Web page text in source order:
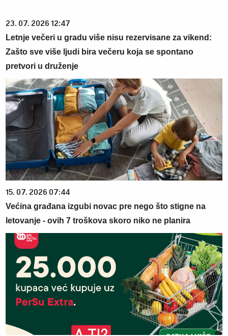
23. 07. 2026 12:47
Letnje večeri u gradu više nisu rezervisane za vikend:
Zašto sve više ljudi bira večeru koja se spontano
pretvori u druženje
15. 07. 2026 07:44
Većina građana izgubi novac pre nego što stigne na
letovanje - ovih 7 troškova skoro niko ne planira